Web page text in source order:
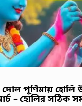
পূর্ণিমায় হোলি
– হোলির সঠিক